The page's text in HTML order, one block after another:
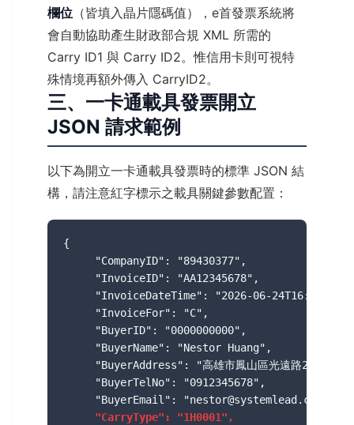
欄位 （皆填入晶片隱碼值），e首發票系統將
會自動協助產生財政部合規 XML 所需的
Carry ID1 與 Carry ID2。惟信用卡則可視特
殊情境再額外傳入 CarryID2。
三、一卡通載具發票開立
JSON 請求範例
以下為開立一卡通載具發票時的標準 JSON 結
構，請注意紅字標示之載具關鍵參數配置：
{
     "CompanyID": "89430377",
     "InvoiceID": "AA12345678",
     "InvoiceDateTime": "2026-06-24T16:27:34",
     "InvoiceFor": "C",
     "BuyerID": "0000000000",
     "BuyerName": "Nestor Huang",
"BuyerAddress": "高雄市鳳山區光遠路226號
     "BuyerTelNo": "0912345678",
     "BuyerEmail": "nestor@systemlead.com",
"CarryType": "1H0001",